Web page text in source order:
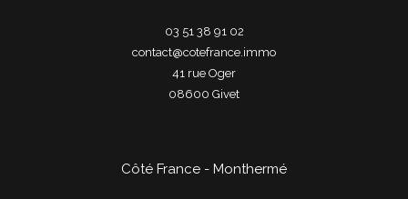
03 51 38 91 02
contact@cotefrance.immo
41 rue Oger
08600
givet
Côté France - Monthermé